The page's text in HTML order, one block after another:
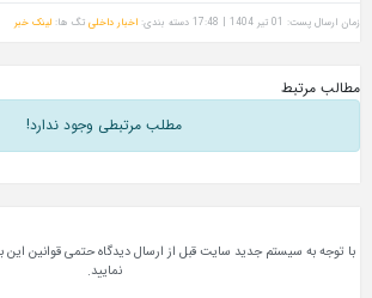
زمان ارسال پست: 01 تیر 1404 | 17:48 دسته بندی: اخبار داخلی تگ ها: لینک خبر
مطالب مرتبط
مطلب مرتبطی وجود ندارد!
با توجه به سیستم جدید سایت قبل از ارسال دیدگاه حتمی قوانین
نمایید.